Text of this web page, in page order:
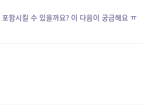
함시킬 수 있을까요? 이 다음이 궁금해요 ㅠ